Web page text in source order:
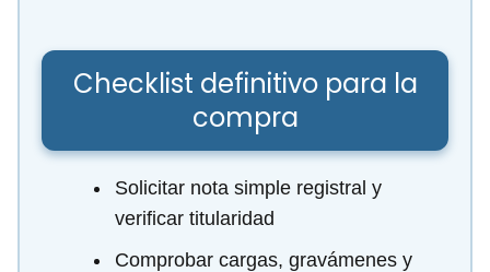
Checklist definitivo para la
compra
Solicitar nota simple registral y
verificar titularidad
Comprobar cargas, gravámenes y